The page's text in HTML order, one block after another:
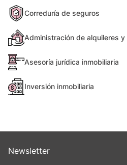
Correduría de seguros
Administración de alquileres y
Asesoría jurídica inmobiliaria
Inversión inmobiliaria
Newsletter